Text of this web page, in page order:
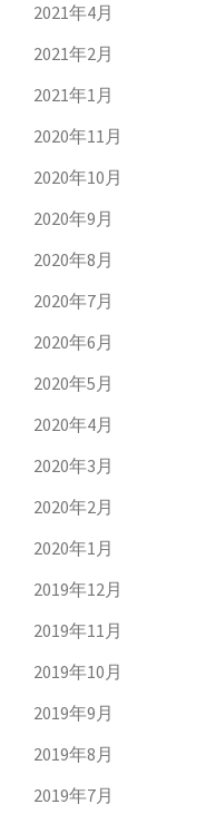
2021年4月
2021年2月
2021年1月
2020年11月
2020年10月
2020年9月
2020年8月
2020年7月
2020年6月
2020年5月
2020年4月
2020年3月
2020年2月
2020年1月
2019年12月
2019年11月
2019年10月
2019年9月
2019年8月
2019年7月